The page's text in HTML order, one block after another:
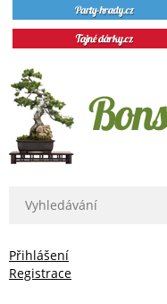
Přihlášení
Registrace